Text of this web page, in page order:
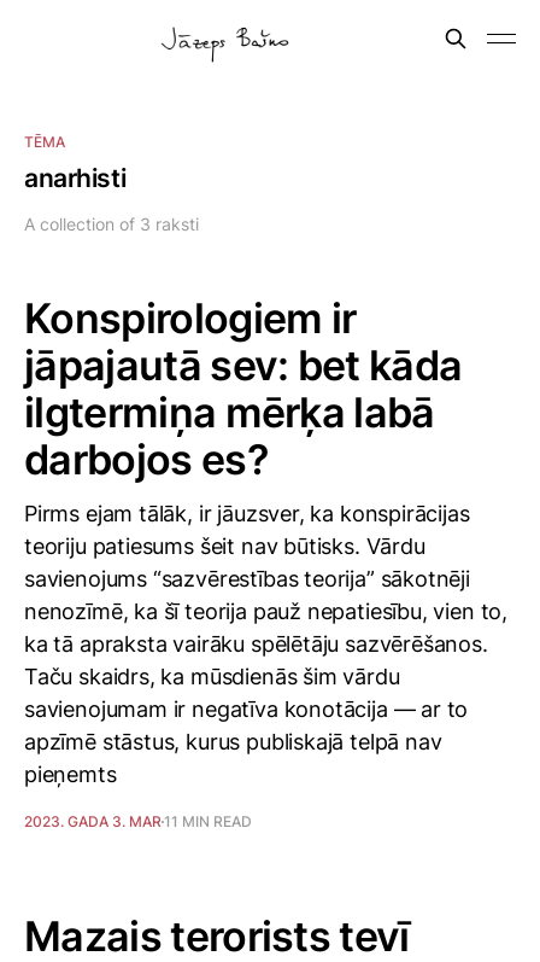
TĒMA
anarhisti
A collection of 3 raksti
Konspirologiem ir
jāpajautā sev: bet kāda
ilgtermiņa mērķa labā
darbojos es?
Pirms ejam tālāk, ir jāuzsver, ka konspirācijas
teoriju patiesums šeit nav būtisks. Vārdu
savienojums “sazvērestības teorija” sākotnēji
nenozīmē, ka šī teorija pauž nepatiesību, vien to,
ka tā apraksta vairāku spēlētāju sazvērēšanos.
Taču skaidrs, ka mūsdienās šim vārdu
savienojumam ir negatīva konotācija — ar to
apzīmē stāstus, kurus publiskajā telpā nav
pieņemts
2023. GADA 3. MAR11 MIN READ
Mazais terorists tevī